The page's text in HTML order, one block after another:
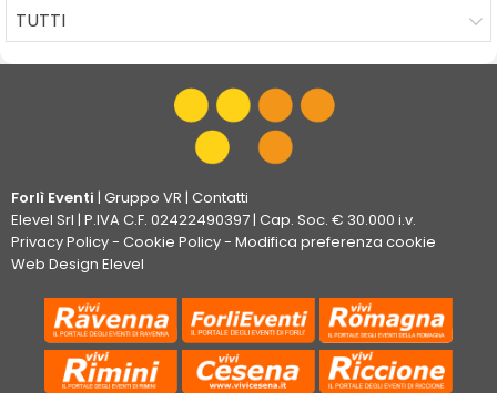
TUTTI
Forlì Eventi | Gruppo VR | Contatti
Elevel Srl | P.IVA C.F. 02422490397 | Cap. Soc. € 30.000 i.v.
Privacy Policy- Cookie Policy- Modifica preferenza cookie
Web Design Elevel